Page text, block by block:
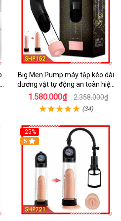
Big Men Pump máy tập kéo dài
dương vật tự động an toàn hiệu
quả
1.580.000₫ 2.358.000₫
(34)
-25%
5